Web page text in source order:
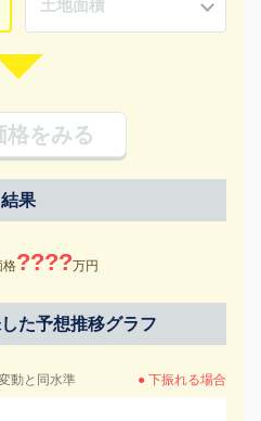
格をみる
結果
格????万円
た予想推移グラフ
動と同水準 ● 下振れる場合